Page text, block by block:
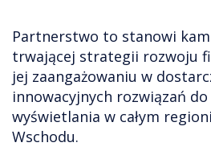
Partnerstwo to stanowi
trwającej strategii rozwoju
jej zaangażowaniu w
innowacyjnych rozwiązań
wyświetlania w całym
Wschodu.